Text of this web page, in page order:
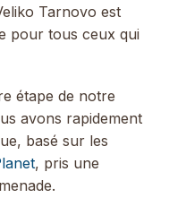
Tarnovo est
pour tous ceux qui
étape de notre
avons rapidement
basé sur les
, pris une